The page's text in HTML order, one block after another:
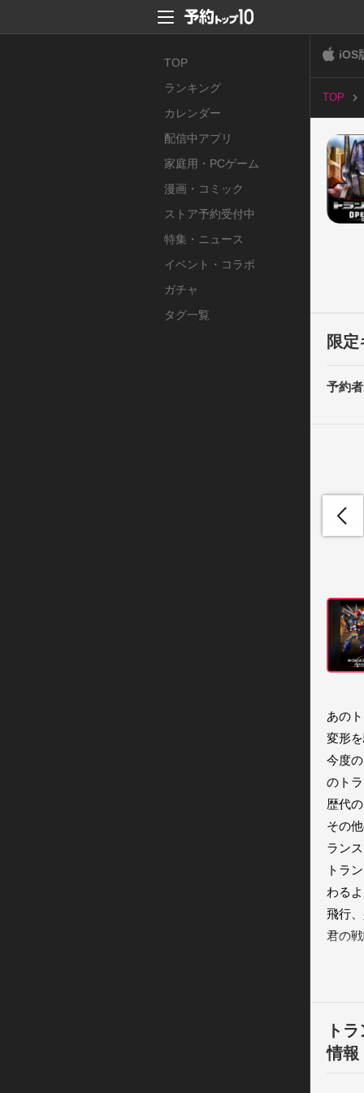
TOP
ランキング
カレンダー
配信中アプリ
家庭用・PCゲーム
漫画・コミック
ストア予約受付中
特集・ニュース
イベント・コラボ
ガチャ
タグ一覧
iOS
TOP
限
予約
あの
変形
今度
のト
歴代
その
ラン
トラ
わるよ
飛行
君の
トラ
使う
ムで
戦士
ト
情報